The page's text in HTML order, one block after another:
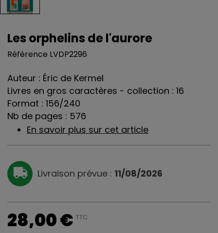
Les orphelins de l'aurore
Référence LVDP2296
Auteur : Éric de Kermel
Livres en gros caractères - collection : 16
Format : 156/240
Nb de pages : 576
En savoir plus sur cet article
Livraison prévue : 11/08/2026
28,00 € TTC